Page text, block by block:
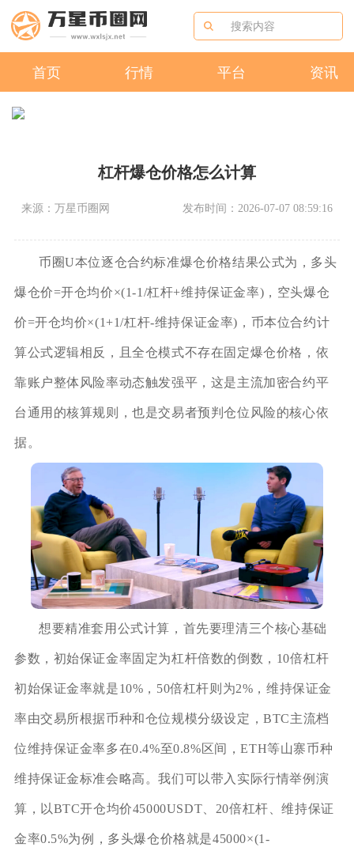
首页 行情 平台 资讯
杠杆爆仓价格怎么计算
来源：万星币圈网 发布时间：2026-07-07 08:59:16
币圈U本位逐仓合约标准爆仓价格结果公式为，多头
爆仓价=开仓均价×(1-1/杠杆+维持保证金率)，空头爆仓
价=开仓均价×(1+1/杠杆-维持保证金率)，币本位合约计
算公式逻辑相反，且全仓模式不存在固定爆仓价格，依
靠账户整体风险率动态触发强平，这是主流加密合约平
台通用的核算规则，也是交易者预判仓位风险的核心依
据。
想要精准套用公式计算，首先要理清三个核心基础
参数，初始保证金率固定为杠杆倍数的倒数，10倍杠杆
初始保证金率就是10%，50倍杠杆则为2%，维持保证金
率由交易所根据币种和仓位规模分级设定，BTC主流档
位维持保证金率多在0.4%至0.8%区间，ETH等山寨币种
维持保证金标准会略高。我们可以带入实际行情举例演
算，以BTC开仓均价45000USDT、20倍杠杆、维持保证
金率0.5%为例，多头爆仓价格就是45000×(1-